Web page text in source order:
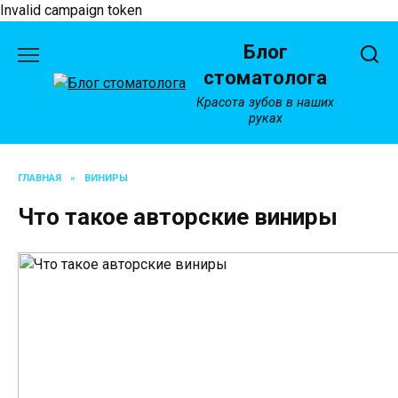
Invalid campaign token
содержанию
Блог
стоматолога
Красота зубов в наших
руках
ГЛАВНАЯ » ВИНИРЫ
Что такое авторские виниры